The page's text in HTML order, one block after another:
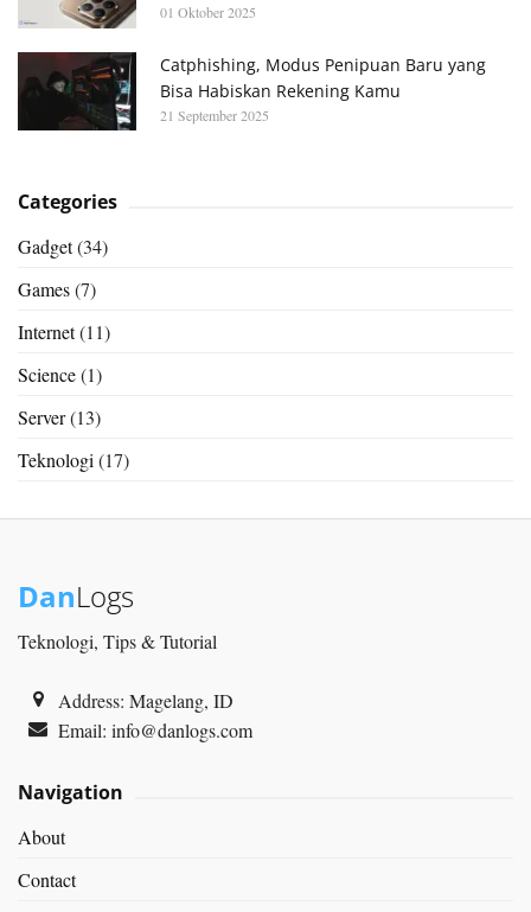
01 Oktober 2025
Catphishing, Modus Penipuan Baru yang
Bisa Habiskan Rekening Kamu
21 September 2025
Categories
Gadget(34)
Games(7)
Internet(11)
Science(1)
Server(13)
Teknologi(17)
DanLogs
Teknologi, Tips & Tutorial
Address: Magelang, ID
Email:info@danlogs.com
Navigation
About
Contact